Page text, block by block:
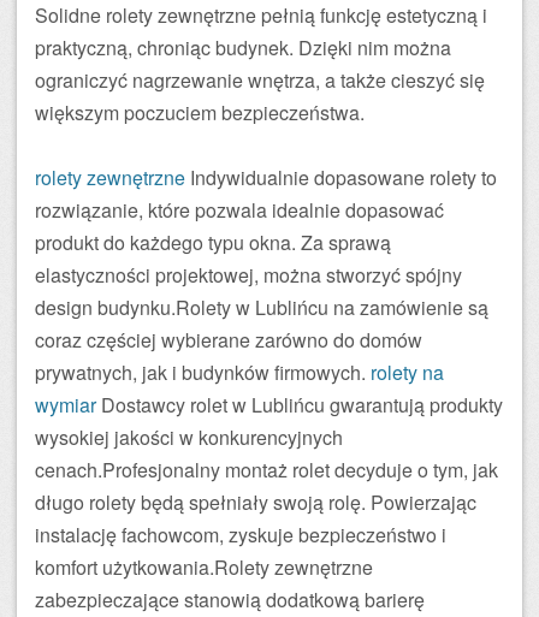
Solidne rolety zewnętrzne pełnią funkcję estetyczną i
praktyczną, chroniąc budynek. Dzięki nim można
ograniczyć nagrzewanie wnętrza, a także cieszyć się
większym poczuciem bezpieczeństwa.
rolety zewnętrzne Indywidualnie dopasowane rolety to
rozwiązanie, które pozwala idealnie dopasować
produkt do każdego typu okna. Za sprawą
elastyczności projektowej, można stworzyć spójny
design budynku.Rolety w Lublińcu na zamówienie są
coraz częściej wybierane zarówno do domów
prywatnych, jak i budynków firmowych. rolety na
wymiarDostawcy rolet w Lublińcu gwarantują produkty
wysokiej jakości w konkurencyjnych
cenach.Profesjonalny montaż rolet decyduje o tym, jak
długo rolety będą spełniały swoją rolę. Powierzając
instalację fachowcom, zyskuje bezpieczeństwo i
komfort użytkowania.Rolety zewnętrzne
zabezpieczające stanowią dodatkową barierę